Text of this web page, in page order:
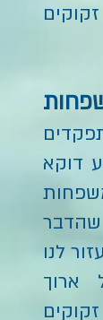
דוקא
לנו
ארוך